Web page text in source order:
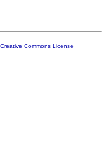
Creative Commons License